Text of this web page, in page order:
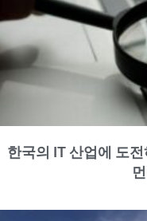
한국의 IT 산업에 도전